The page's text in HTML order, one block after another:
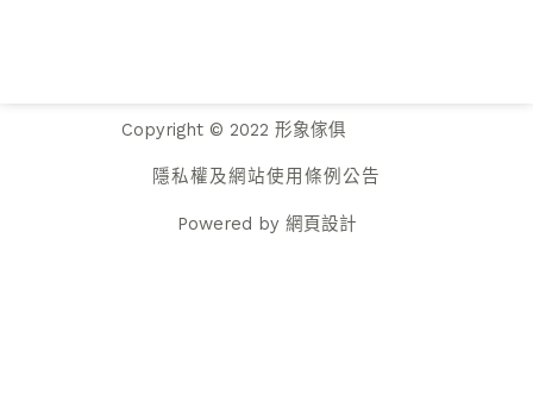
Copyright © 2022 形象傢俱
隱私權及網站使用條例公告
Powered by 網頁設計